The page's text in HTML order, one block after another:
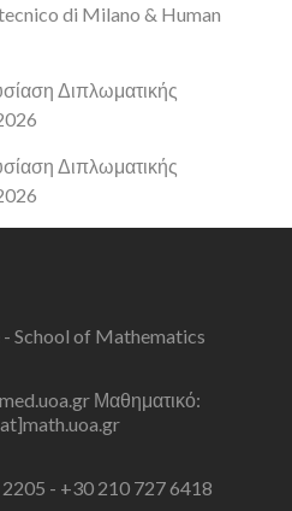
di Milano & Human
Διπλωματικής
Διπλωματικής
School of Mathematics
Μαθηματικό:
- +30 210 727 6418